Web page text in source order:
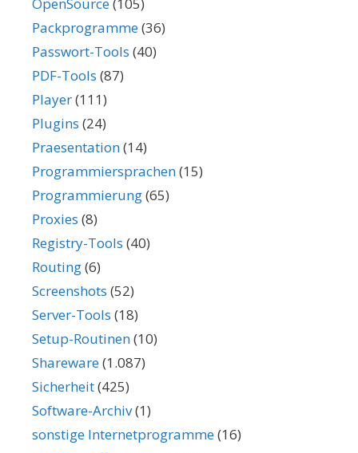
Packprogramme(36)
Passwort-Tools (40)
PDF-Tools (87)
Player(111)
Plugins (24)
Praesentation(14)
Programmiersprachen(15)
Programmierung(65)
Proxies (8)
Registry-Tools (40)
Routing(6)
Screenshots (52)
Server-Tools (18)
Setup-Routinen(10)
Shareware(1.087)
Sicherheit(425)
Software-Archiv(1)
sonstige Internetprogramme(16)